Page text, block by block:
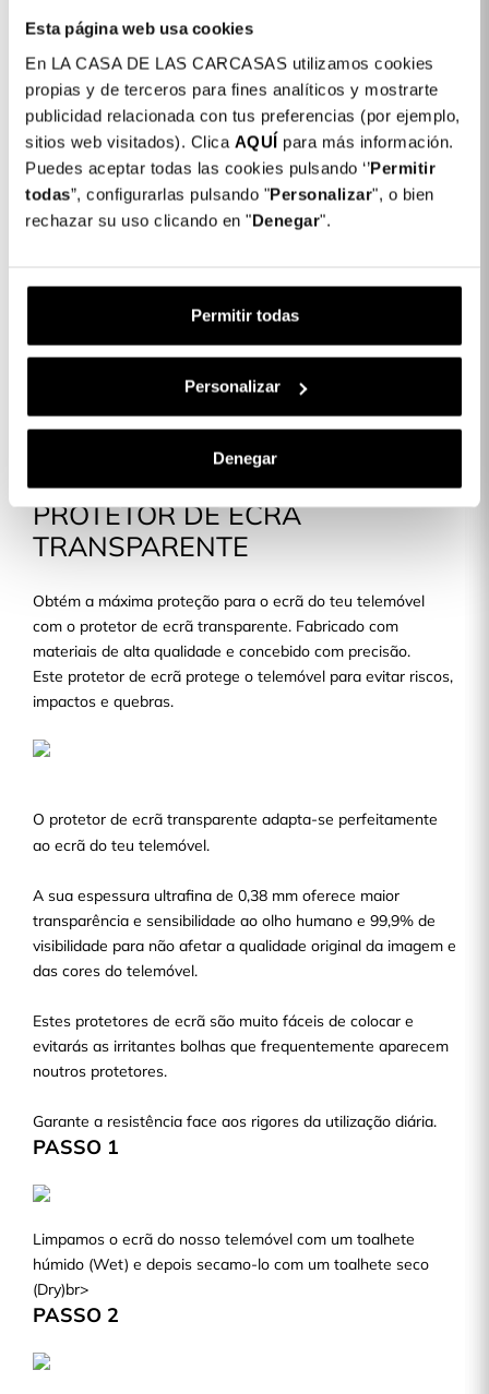
Esta página web usa cookies
En LA CASA DE LAS CARCASAS utilizamos cookies
propias y de terceros para fines analíticos y mostrarte
publicidad relacionada con tus preferencias (por ejemplo,
sitios web visitados). Clica AQUÍ para más información.
Puedes aceptar todas las cookies pulsando ‘’Permitir
todas”, configurarlas pulsando "Personalizar", o bien
rechazar su uso clicando en "Denegar".
Permitir todas
Personalizar
Denegar
Detalhes do produto
Película de Vidro Temperado Transparente
para iPhone 12
9,99
€
1 x Película de Vidro Temperado
Transparente para iPhone 12:
Descrição
PROTETOR DE ECRÃ
TRANSPARENTE
Obtém a máxima proteção para o ecrã do teu telemóvel
com o protetor de ecrã transparente. Fabricado com
materiais de alta qualidade e concebido com precisão.
Este protetor de ecrã protege o telemóvel para evitar riscos,
impactos e quebras.
O protetor de ecrã transparente adapta-se perfeitamente
ao ecrã do teu telemóvel.
A sua espessura ultrafina de 0,38 mm oferece maior
transparência e sensibilidade ao olho humano e 99,9% de
visibilidade para não afetar a qualidade original da imagem e
das cores do telemóvel.
Estes protetores de ecrã são muito fáceis de colocar e
evitarás as irritantes bolhas que frequentemente aparecem
noutros protetores.
Garante a resistência face aos rigores da utilização diária.
PASSO 1
Limpamos o ecrã do nosso telemóvel com um toalhete
húmido (Wet) e depois secamo-lo com um toalhete seco
(Dry)br>
PASSO 2